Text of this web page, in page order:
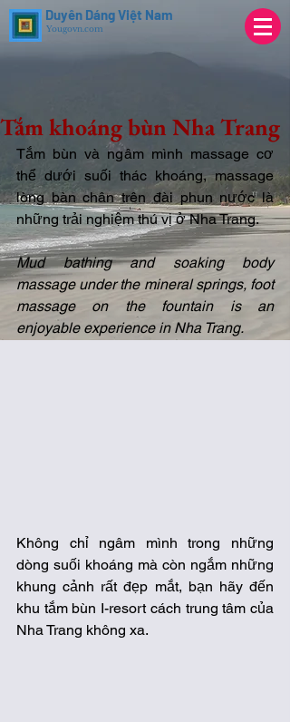
Duyên Dáng Việt Nam
Yougovn.com
Tắm khoáng bùn Nha Trang
Tắm bùn và ngâm mình massage cơ
thể dưới suối thác khoáng, massage
lòng bàn chân trên đài phun nước là
những trải nghiệm thú vị ở Nha Trang.
Mud bathing and soaking body
massage under the mineral springs, foot
massage on the fountain is an
enjoyable experience in Nha Trang.
Không chỉ ngâm mình trong những
dòng suối khoáng mà còn ngắm những
khung cảnh rất đẹp mắt, bạn hãy đến
khu tắm bùn I-resort cách trung tâm của
Nha Trang không xa.